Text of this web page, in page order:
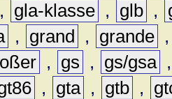
, gla-klasse , glb ,
, grand , grande
, gs , gs/gsa
, gta , gtb ,